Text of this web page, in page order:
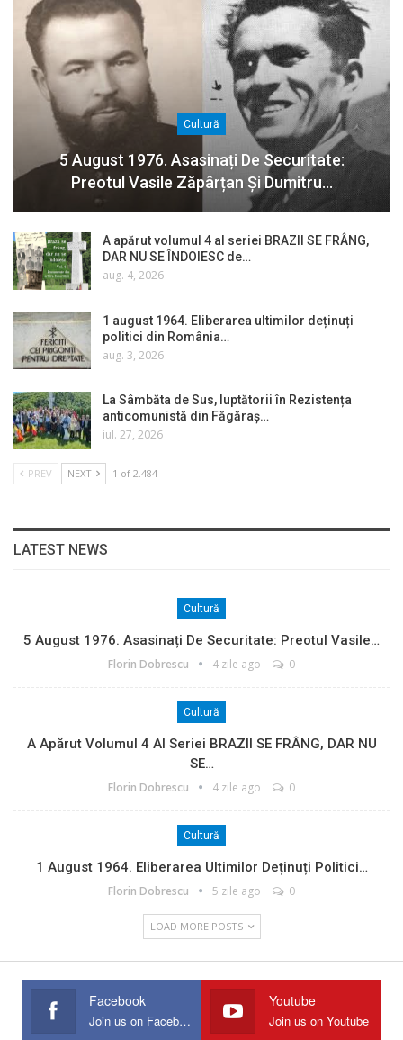
Cultură
5 August 1976. Asasinați De Securitate:
Preotul Vasile Zăpârțan Și Dumitru…
A apărut volumul 4 al seriei BRAZII SE FRÂNG,
DAR NU SE ÎNDOIESC de…
aug. 4, 2026
1 august 1964. Eliberarea ultimilor deținuți
politici din România…
aug. 3, 2026
La Sâmbăta de Sus, luptătorii în Rezistența
anticomunistă din Făgăraș…
iul. 27, 2026
PREV NEXT 1 of 2.484
LATEST NEWS
Cultură
5 August 1976. Asasinați De Securitate: Preotul Vasile…
Florin Dobrescu 4 zile ago 0
Cultură
A Apărut Volumul 4 Al Seriei BRAZII SE FRÂNG, DAR NU
SE…
Florin Dobrescu 4 zile ago 0
Cultură
1 August 1964. Eliberarea Ultimilor Deținuți Politici…
Florin Dobrescu 5 zile ago 0
LOAD MORE POSTS
Facebook
Join us on Facebook
Youtube
Join us on Youtube